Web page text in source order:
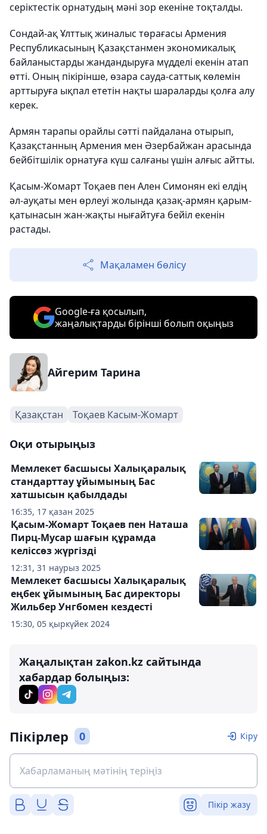
серіктестік орнатудың мәні зор екеніне тоқталды.
Сондай-ақ Ұлттық жиналыс төрағасы Армения
Республикасының Қазақстанмен экономикалық
байланыстарды жандандыруға мүдделі екенін атап
өтті. Оның пікірінше, өзара сауда-саттық көлемін
арттыруға ықпал ететін нақты шараларды қолға алу
керек.
Армян тарапы орайлы сәтті пайдалана отырып,
Қазақстанның Армения мен Әзербайжан арасында
бейбітшілік орнатуға күш салғаны үшін алғыс айтты.
Қасым-Жомарт Тоқаев пен Ален Симонян екі елдің
әл-ауқаты мен өрлеуі жолында қазақ-армян қарым-
қатынасын жан-жақты нығайтуға бейіл екенін
растады.
Мақаламен бөлісу
Google-ға қосылып,
жаңалықтарды бірінші болып оқыңыз
Айгерим Тарина
Қазақстан Тоқаев Касым-Жомарт
Оқи отырыңыз
16:35, 17 қазан 2025
Мемлекет басшысы Халықаралық
стандарттау ұйымының Бас
хатшысын қабылдады
12:31, 31 наурыз 2025
Қасым-Жомарт Тоқаев пен Наташа
Пирц-Мусар шағын құрамда
келіссөз жүргізді
15:30, 05 қыркүйек 2024
Мемлекет басшысы Халықаралық
еңбек ұйымының Бас директоры
Жильбер Унгбомен кездесті
Жаңалықтан zakon.kz сайтында
хабардар болыңыз:
Пікірлер 0 Кіру
Пікір жазу